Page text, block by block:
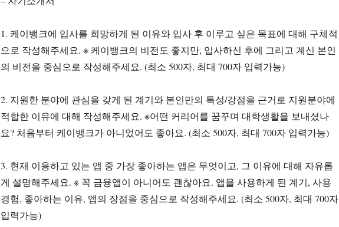
1. 케이뱅크에 입사를 희망하게 된 이유와 입사 후 이루고 싶은 목표에 대해 구체적
으로 작성해주세요. ※ 케이뱅크의 비전도 좋지만, 입사하신 후에 그리고 계신 본인
의 비전을 중심으로 작성해주세요. (최소 500자, 최대 700자 입력가능)
2. 지원한 분야에 관심을 갖게 된 계기와 본인만의 특성/강점을 근거로 지원분야에
적합한 이유에 대해 작성해주세요. ※어떤 커리어를 꿈꾸며 대학생활을 보내셨나
요? 처음부터 케이뱅크가 아니었어도 좋아요. (최소 500자, 최대 700자 입력가능)
3. 현재 이용하고 있는 앱 중 가장 좋아하는 앱은 무엇이고, 그 이유에 대해 자유롭
게 설명해주세요. ※ 꼭 금융앱이 아니어도 괜찮아요. 앱을 사용하게 된 계기, 사용
경험, 좋아하는 이유, 앱의 장점을 중심으로 작성해주세요. (최소 500자, 최대 700자
입력가능)